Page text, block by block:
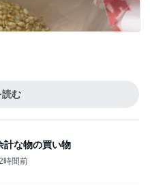
読む
計な物の買い物
時間前